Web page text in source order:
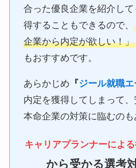
合った優良企業を紹介し
得することもできるので、
企業から内定が欲しい！」
もおすすめです。
あらかじめ 『ジール就職
内定を獲得してしまって
本命企業の対策に臨むのも
キャリアプランナーによる
から受かる選考